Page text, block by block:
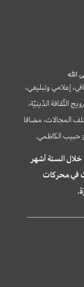
الله
إعلامي وتبليغي،
الثّقافة الدّينيّة،
المجالات، مضافا
حبيب الكاظمي.
موقع سراج ٤,٨٠٠,٠٠٠ مرة خلال الستة أشهر
في محركات